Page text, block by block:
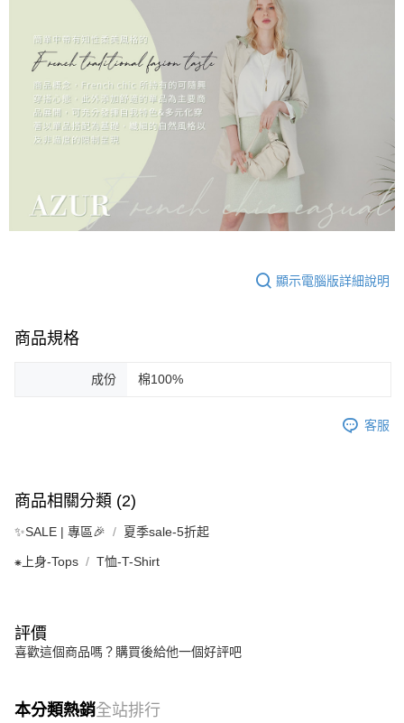
顯示電腦版詳細說明
商品規格
成份 棉100%
客服
商品相關分類 (2)
✨SALE | 專區🎉 夏季sale-5折起
⁕上身-Tops T恤-T-Shirt
評價
喜歡這個商品嗎？購買後給他一個好評吧
本分類熱銷全站排行